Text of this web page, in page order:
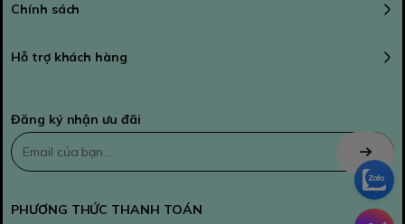
Chính sách
Hỗ trợ khách hàng
Đăng ký nhận ưu đãi
PHƯƠNG THỨC THANH TOÁN